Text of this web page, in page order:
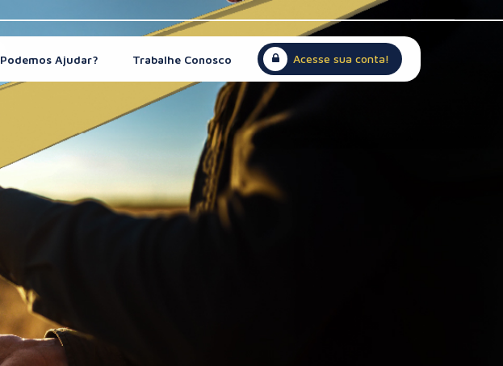
Podemos Ajudar? Trabalhe Conosco Acesse sua conta!